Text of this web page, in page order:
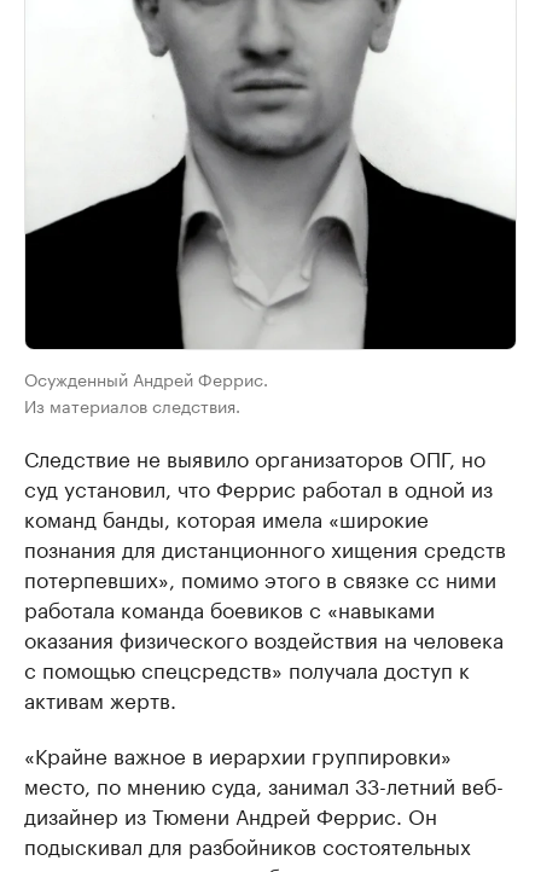
Осужденный Андрей Феррис.
Из материалов следствия.
Следствие не выявило организаторов ОПГ, но
суд установил, что Феррис работал в одной из
команд банды, которая имела «широкие
познания для дистанционного хищения средств
потерпевших», помимо этого в связке сс ними
работала команда боевиков с «навыками
оказания физического воздействия на человека
с помощью спецсредств» получала доступ к
активам жертв.
«Крайне важное в иерархии группировки»
место, по мнению суда, занимал 33-летний веб-
дизайнер из Тюмени Андрей Феррис. Он
подыскивал для разбойников состоятельных